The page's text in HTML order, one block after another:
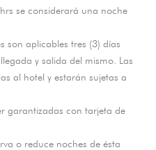
se considerará una noche
son aplicables tres (3) días
y salida del mismo. Las
al hotel y estarán sujetas a
garantizadas con tarjeta de
o reduce noches de ésta